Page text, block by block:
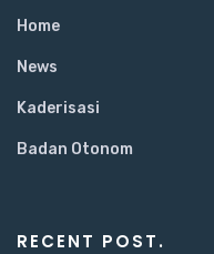
Home
News
Kaderisasi
Badan Otonom
RECENT POST.